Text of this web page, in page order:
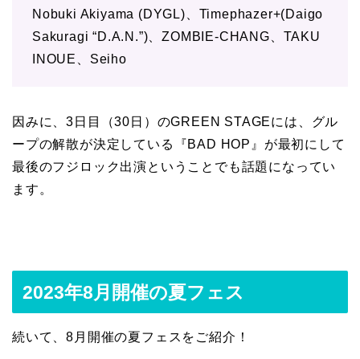
Nobuki Akiyama (DYGL)、Timephazer+(Daigo
Sakuragi “D.A.N.”)、ZOMBIE-CHANG、TAKU
INOUE、Seiho
因みに、3日目（30日）のGREEN STAGEには、グル
ープの解散が決定している『BAD HOP』が最初にして
最後のフジロック出演ということでも話題になってい
ます。
2023年8月開催の夏フェス
続いて、8月開催の夏フェスをご紹介！